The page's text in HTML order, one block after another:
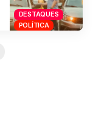
DESTAQUES
POLÍTICA